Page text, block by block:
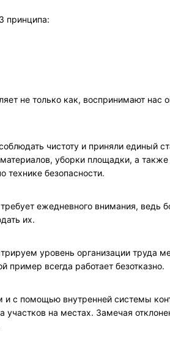
принципа:
не только как, воспринимают
чистоту и приняли единый
уборки площадки, а
технике безопасности.
ежедневного внимания, ведь
их.
уровень организации труда
пример всегда работает безотказно.
с помощью внутренней системы
участков на местах. Замечая